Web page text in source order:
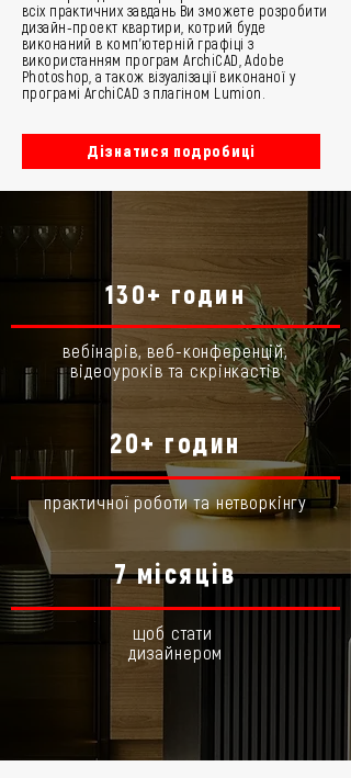
всіх практичних завдань Ви зможете розробити
дизайн-проект квартири, котрий буде
виконаний в комп'ютерній графіці з
використанням програм ArchiCAD, Adobe
Photoshop, а також візуалізації виконаної у
програмі ArchiCAD з плагіном Lumion.
Дізнатися подробиці
130+ годин
20+ годин
7 місяців
вебінарів, веб-конференцій,
відеоуроків та скрінкастів
практичної роботи та нетворкінгу
щоб стати
дизайнером